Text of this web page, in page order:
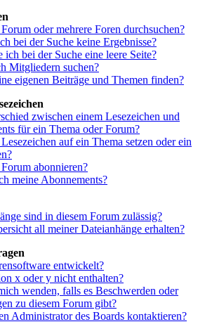
oder mehrere Foren durchsuchen?
bei der Suche keine Ergebnisse?
ich bei der Suche eine leere Seite?
Mitgliedern suchen?
eigenen Beiträge und Themen finden?
zwischen einem Lesezeichen und
für ein Thema oder Forum?
auf ein Thema setzen oder ein
abonnieren?
meine Abonnements?
sind in diesem Forum zulässig?
all meiner Dateianhänge erhalten?
entwickelt?
x oder y nicht enthalten?
wenden, falls es Beschwerden oder
zu diesem Forum gibt?
Administrator des Boards kontaktieren?